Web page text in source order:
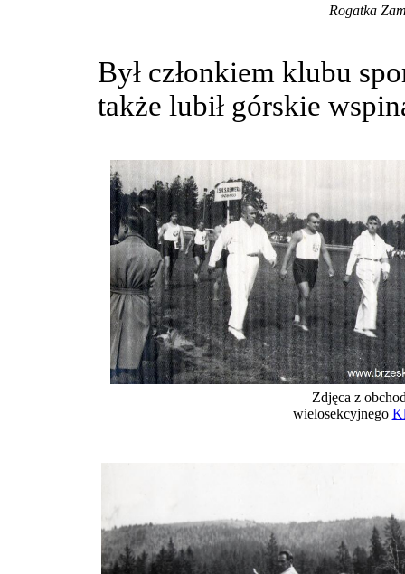
Rogatka
Był członkiem klubu
także lubił górskie
Zdjęca z
wielosekcyjnego